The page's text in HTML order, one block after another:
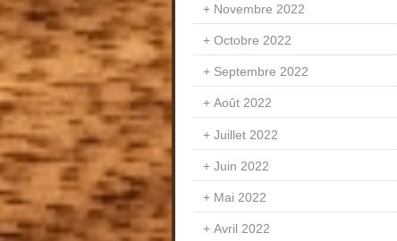
Novembre 2022
Octobre 2022
Septembre 2022
Août 2022
Juillet 2022
Juin 2022
Mai 2022
Avril 2022